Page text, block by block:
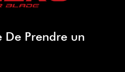
De Prendre un